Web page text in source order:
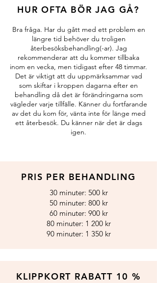
HUR OFTA BÖR JAG GÅ?
Bra fråga. Har du gått med ett problem en
längre tid behöver du troligen
återbesöksbehandling(-ar). Jag
rekommenderar att du kommer tillbaka
inom en vecka, men tidigast efter 48 timmar.
Det är viktigt att du uppmärksammar vad
som skiftar i kroppen dagarna efter en
behandling då det är förändringarna som
vägleder varje tillfälle. Känner du fortfarande
av det du kom för, vänta inte för länge med
ett återbesök. Du känner när det är dags
igen.
PRIS PER BEHANDLING
30 minuter: 500 kr
50 minuter: 800 kr
60 minuter: 900 kr
80 minuter: 1 200 kr
90 minuter: 1 350 kr
KLIPPKORT RABATT 10 %